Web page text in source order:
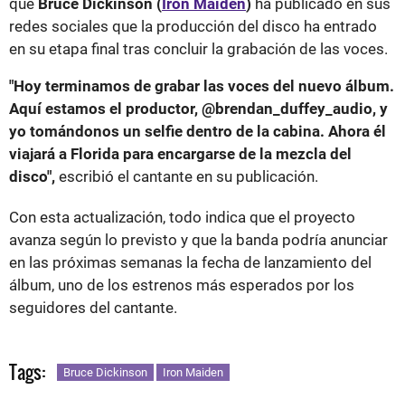
que Bruce Dickinson (Iron Maiden) ha publicado en sus
redes sociales que la producción del disco ha entrado
en su etapa final tras concluir la grabación de las voces.
"Hoy terminamos de grabar las voces del nuevo álbum.
Aquí estamos el productor, @brendan_duffey_audio, y
yo tomándonos un selfie dentro de la cabina. Ahora él
viajará a Florida para encargarse de la mezcla del
disco", escribió el cantante en su publicación.
Con esta actualización, todo indica que el proyecto
avanza según lo previsto y que la banda podría anunciar
en las próximas semanas la fecha de lanzamiento del
álbum, uno de los estrenos más esperados por los
seguidores del cantante.
Tags: Bruce Dickinson Iron Maiden